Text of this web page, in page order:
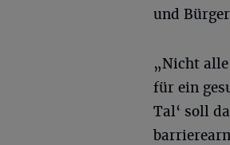
und
„Nicht
für ein
Tal‘ soll